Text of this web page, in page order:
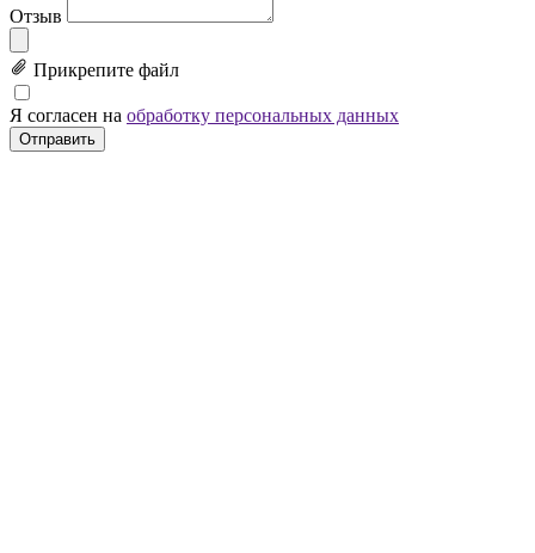
Отзыв
Прикрепите файл
Я согласен на обработку персональных данных